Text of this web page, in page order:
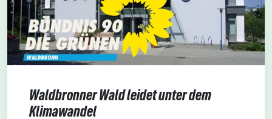
Waldbronner Wald leidet unter dem
Klimawandel